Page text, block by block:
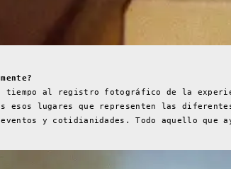
tiempo al registro fotográfico de la
esos lugares que representen las
y cotidianidades. Todo aquello